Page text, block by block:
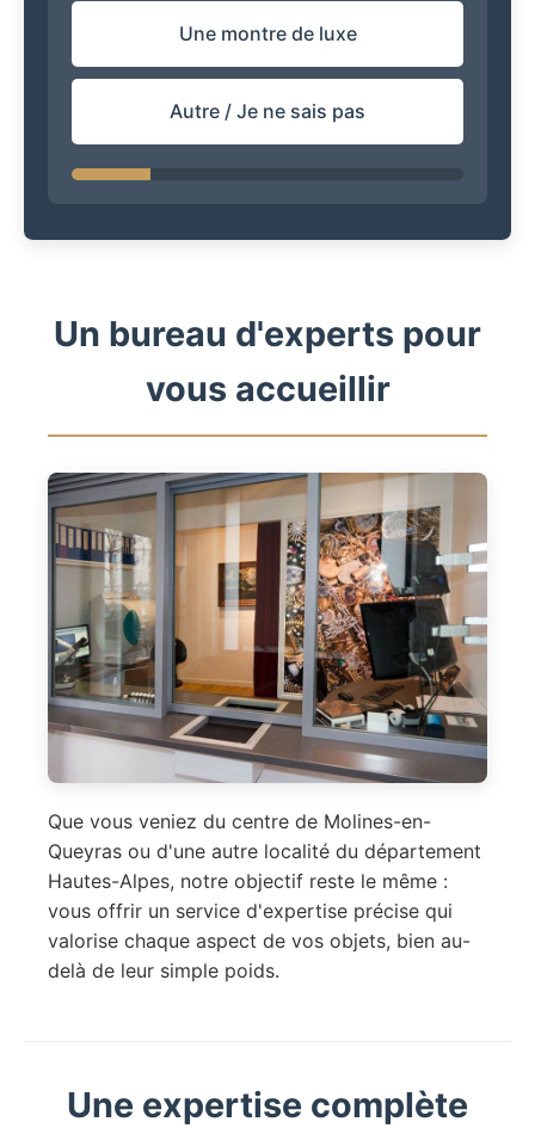
Une montre de luxe
Autre / Je ne sais pas
Un bureau d'experts pour
vous accueillir
Que vous veniez du centre de Molines-en-
Queyras ou d'une autre localité du département
Hautes-Alpes, notre objectif reste le même :
vous offrir un service d'expertise précise qui
valorise chaque aspect de vos objets, bien au-
delà de leur simple poids.
Une expertise complète